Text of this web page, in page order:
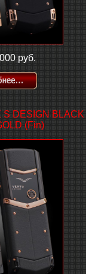
руб.
DESIGN BLACK
(Fin)